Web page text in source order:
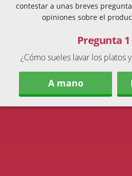
contestar a unas breves
opiniones sobre el
Pregunta 1
¿Cómo sueles lavar los platos
A mano